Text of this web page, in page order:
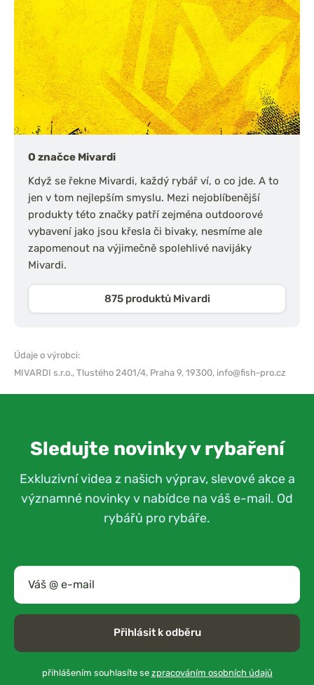
O značce Mivardi
Když se řekne Mivardi, každý rybář ví, o co jde. A to
jen v tom nejlepším smyslu. Mezi nejoblíbenější
produkty této značky patří zejména outdoorové
vybavení jako jsou křesla či bivaky, nesmíme ale
zapomenout na výjimečně spolehlivé navijáky
Mivardi.
875 produktů Mivardi
Údaje o výrobci:
MIVARDI s.r.o., Tlustého 2401/4, Praha 9, 19300, info@fish-pro.cz
Sledujte novinky v rybaření
Exkluzivní videa z našich výprav, slevové akce a
významné novinky v nabídce na váš e-mail. Od
rybářů pro rybáře.
Přihlásit k odběru
přihlášením souhlasíte se zpracováním osobních údajů